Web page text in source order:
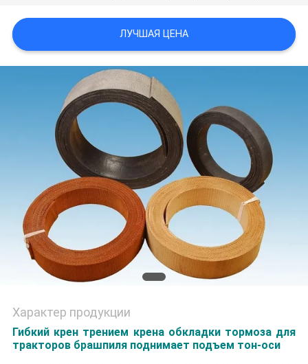
ЛУЧШАЯ ЦЕНА
Характер продукции
Гибкий крен трением крена обкладки тормоза для
тракторов брашпиля поднимает подъем тон-оси